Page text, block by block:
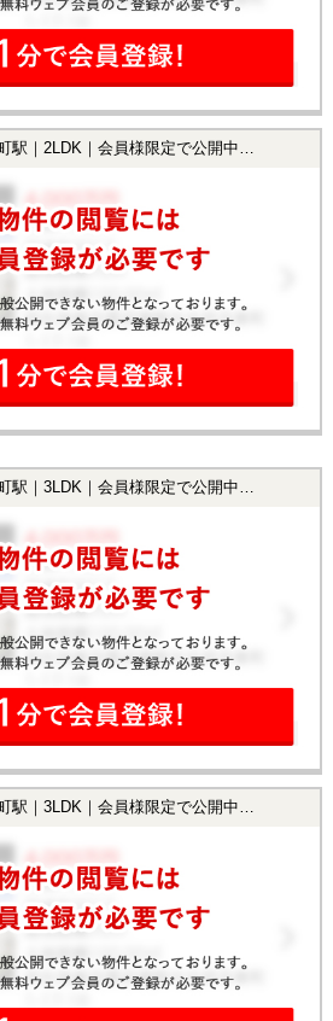
駅｜2LDK｜会員様限定で公開中！】
駅｜3LDK｜会員様限定で公開中！】
駅｜3LDK｜会員様限定で公開中！】